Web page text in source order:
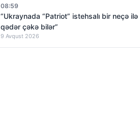
08:59
“Ukraynada “Patriot” istehsalı bir neçə ilə
qədər çəkə bilər”
9 Avqust 2026